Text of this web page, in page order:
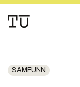
SAMFUNN